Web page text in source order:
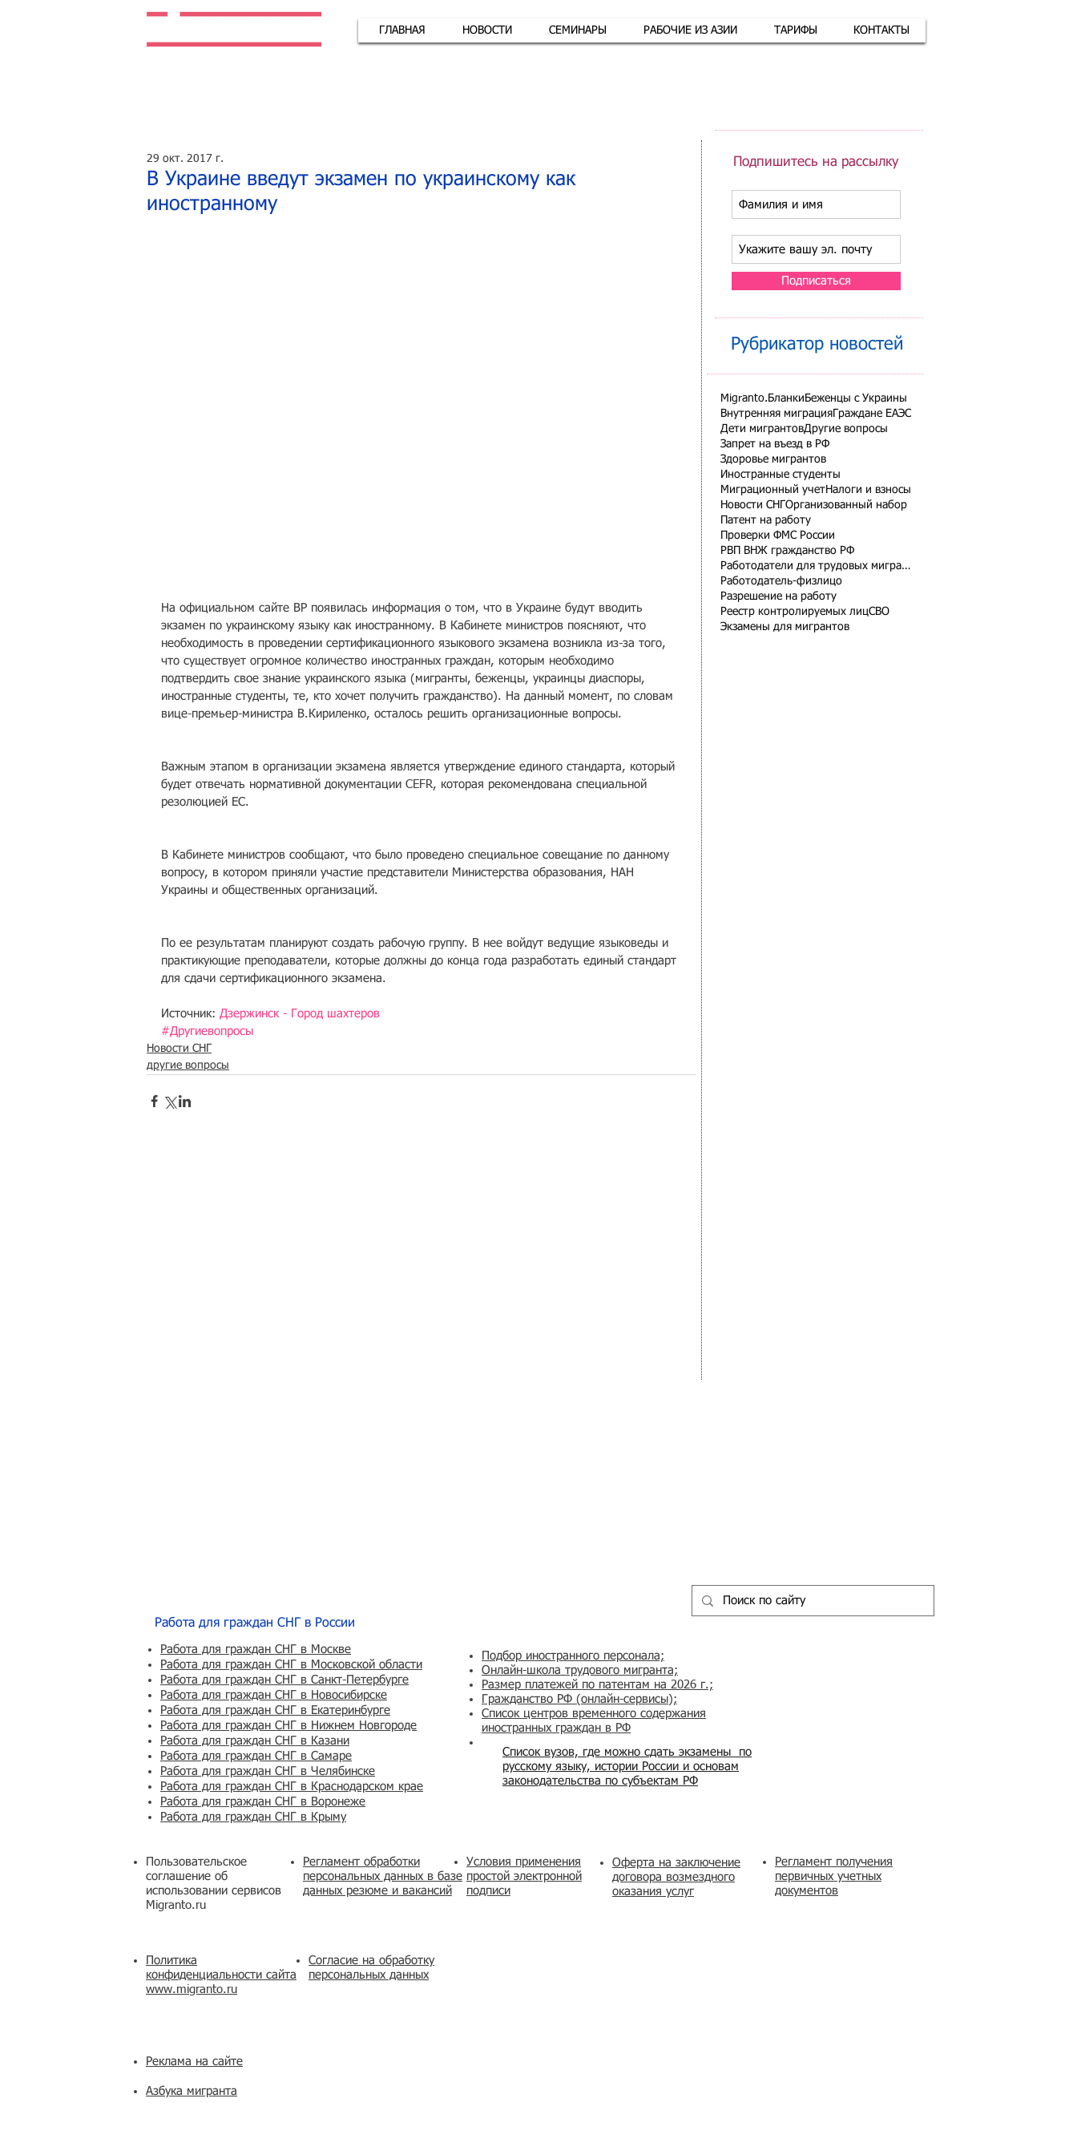
ГЛАВНАЯ НОВОСТИ СЕМИНАРЫ РАБОЧИЕ ИЗ АЗИИ ТАРИФЫ КОНТАКТЫ
В Украине введут экзамен по украинскому как
иностранному
29 окт. 2017 г.
На официальном сайте ВР появилась информация о том, что в Украине будут вводить
экзамен по украинскому языку как иностранному. В Кабинете министров поясняют, что
необходимость в проведении сертификационного языкового экзамена возникла из-за того,
что существует огромное количество иностранных граждан, которым необходимо
подтвердить свое знание украинского языка (мигранты, беженцы, украинцы диаспоры,
иностранные студенты, те, кто хочет получить гражданство). На данный момент, по словам
вице-премьер-министра В.Кириленко, осталось решить организационные вопросы.
Важным этапом в организации экзамена является утверждение единого стандарта, который
будет отвечать нормативной документации CEFR, которая рекомендована специальной
резолюцией ЕС.
В Кабинете министров сообщают, что было проведено специальное совещание по данному
вопросу, в котором приняли участие представители Министерства образования, НАН
Украины и общественных организаций.
По ее результатам планируют создать рабочую группу. В нее войдут ведущие языковеды и
практикующие преподаватели, которые должны до конца года разработать единый стандарт
для сдачи сертификационного экзамена.
Источник: Дзержинск - Город шахтеров
#Другиевопросы
Новости СНГ
другие вопросы
Подпишитесь на рассылку
Подписаться
Рубрикатор новостей
Migranto.Бланки Беженцы с Украины
Внутренняя миграция Граждане ЕАЭС
Дети мигрантовДругие вопросы
Запрет на въезд в РФ
Здоровье мигрантов
Иностранные студенты
Миграционный учетНалоги и взносы
Новости СНГ Организованный набор
Патент на работу
Проверки ФМС России
РВП ВНЖ гражданство РФ
Работодатели для трудовых мигрантов
Работодатель-физлицо
Разрешение на работу
Реестр контролируемых лицСВО
Экзамены для мигрантов
Работа для граждан СНГ в России
Работа для граждан СНГ в Москве
Работа для граждан СНГ в Московской области
Работа для граждан СНГ в Санкт-Петербурге
Работа для граждан СНГ в Новосибирске
Работа для граждан СНГ в Екатеринбурге
Работа для граждан СНГ в Нижнем Новгороде
Работа для граждан СНГ в Казани
Работа для граждан СНГ в Самаре
Работа для граждан СНГ в Челябинске
Работа для граждан СНГ в Краснодарском крае
Работа для граждан СНГ в Воронеже
Работа для граждан СНГ в Крыму
Пользовательское
соглашение об
использовании сервисов
Migranto.ru
Регламент обработки
персональных данных в базе
данных резюме и вакансий
Политика
конфиденциальности сайта
www.migranto.ru
Согласие на обработку
персональных данных
Реклама на сайте
Азбука мигранта
Список вузов, где можно сдать экзамены по
русскому языку, истории России и основам
законодательства по субъектам РФ
Подбор иностранного персонала;
Онлайн-школа трудового мигранта;
Размер платежей по патентам на 2026 г.;
Гражданство РФ (онлайн-сервисы);
Список центров временного содержания
иностранных граждан в РФ
Условия применения
простой электронной
подписи
​Оферта на заключение
договора возмездного
оказания услуг
Регламент получения
первичных учетных
документов